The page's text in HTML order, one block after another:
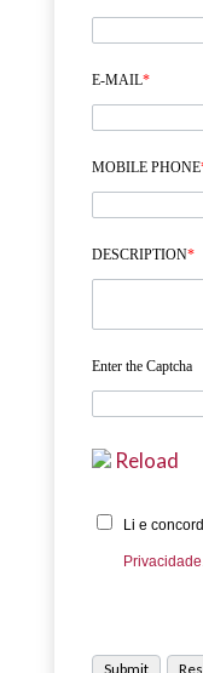
E-MAIL*
MOBILE PHONE
DESCRIPTION*
Enter the Captcha
Reload
Li e
Privacidade.